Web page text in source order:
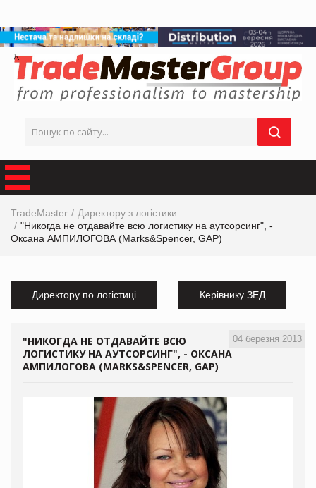
TradeMaster
Директору з логістики
"Никогда не отдавайте всю логистику на аутсорсинг", -
Оксана АМПИЛОГОВА (Marks&Spencer, GAP)
Директору по логістиці Керівнику ЗЕД
04 березня 2013
"НИКОГДА НЕ ОТДАВАЙТЕ ВСЮ
ЛОГИСТИКУ НА АУТСОРСИНГ", - ОКСАНА
АМПИЛОГОВА (MARKS&SPENCER, GAP)